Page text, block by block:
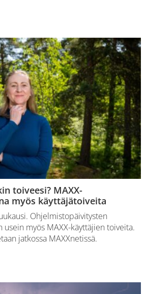
toiveesi? MAXX-
myös käyttäjätoiveita
Ohjelmistopäivitysten
usein myös MAXX-käyttäjien toiveita.
jatkossa MAXXnetissä.